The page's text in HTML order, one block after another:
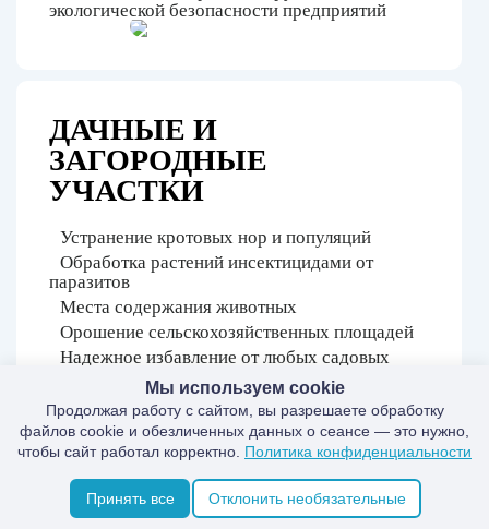
экологической безопасности предприятий
ДАЧНЫЕ И
ЗАГОРОДНЫЕ
УЧАСТКИ
Устранение кротовых нор и популяций
Обработка растений инсектицидами от
паразитов
Места содержания животных
Орошение сельскохозяйственных площадей
Надежное избавление от любых садовых
Мы используем cookie
Продолжая работу с сайтом, вы разрешаете обработку
файлов cookie и обезличенных данных о сеансе — это нужно,
чтобы сайт работал корректно. Политика конфиденциальности
Принять все Отклонить необязательные